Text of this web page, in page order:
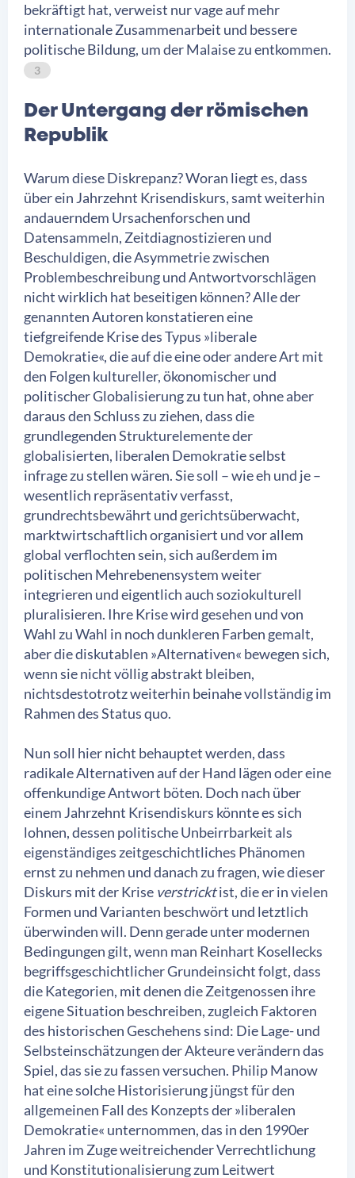
bekräftigt hat, verweist nur vage auf mehr
internationale Zusammenarbeit und bessere
politische Bildung, um der Malaise zu entkommen.
3
Der Untergang der römischen
Republik
Warum diese Diskrepanz? Woran liegt es, dass
über ein Jahrzehnt Krisendiskurs, samt weiterhin
andauerndem Ursachenforschen und
Datensammeln, Zeitdiagnostizieren und
Beschuldigen, die Asymmetrie zwischen
Problembeschreibung und Antwortvorschlägen
nicht wirklich hat beseitigen können? Alle der
genannten Autoren konstatieren eine
tiefgreifende Krise des Typus »liberale
Demokratie«, die auf die eine oder andere Art mit
den Folgen kultureller, ökonomischer und
politischer Globalisierung zu tun hat, ohne aber
daraus den Schluss zu ziehen, dass die
grundlegenden Strukturelemente der
globalisierten, liberalen Demokratie selbst
infrage zu stellen wären. Sie soll – wie eh und je –
wesentlich repräsentativ verfasst,
grundrechtsbewährt und gerichtsüberwacht,
marktwirtschaftlich organisiert und vor allem
global verflochten sein, sich außerdem im
politischen Mehrebenensystem weiter
integrieren und eigentlich auch soziokulturell
pluralisieren. Ihre Krise wird gesehen und von
Wahl zu Wahl in noch dunkleren Farben gemalt,
aber die diskutablen »Alternativen« bewegen sich,
wenn sie nicht völlig abstrakt bleiben,
nichtsdestotrotz weiterhin beinahe vollständig im
Rahmen des Status quo.
Nun soll hier nicht behauptet werden, dass
radikale Alternativen auf der Hand lägen oder eine
offenkundige Antwort böten. Doch nach über
einem Jahrzehnt Krisendiskurs könnte es sich
lohnen, dessen politische Unbeirrbarkeit als
eigenständiges zeitgeschichtliches Phänomen
ernst zu nehmen und danach zu fragen, wie dieser
Diskurs mit der Krise verstricktist, die er in vielen
Formen und Varianten beschwört und letztlich
überwinden will. Denn gerade unter modernen
Bedingungen gilt, wenn man Reinhart Kosellecks
begriffsgeschichtlicher Grundeinsicht folgt, dass
die Kategorien, mit denen die Zeitgenossen ihre
eigene Situation beschreiben, zugleich Faktoren
des historischen Geschehens sind: Die Lage- und
Selbsteinschätzungen der Akteure verändern das
Spiel, das sie zu fassen versuchen. Philip Manow
hat eine solche Historisierung jüngst für den
allgemeinen Fall des Konzepts der »liberalen
Demokratie« unternommen, das in den 1990er
Jahren im Zuge weitreichender Verrechtlichung
und Konstitutionalisierung zum Leitwert